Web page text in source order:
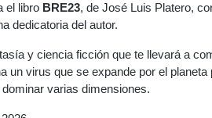
el libro BRE23, de José Luis Platero,
dedicatoria del autor.
y ciencia ficción que te llevará a
un virus que se expande por el planeta
varias dimensiones.